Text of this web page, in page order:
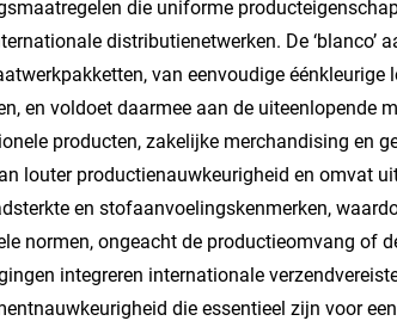
die uniforme
distributienetwerken. De ‘blanco’
van eenvoudige
en voldoet daarmee aan de uiteenlopende
producten, zakelijke merchandising en
louter productienauwkeurigheid en omvat
en stofaanvoelingskenmerken,
normen, ongeacht de productieomvang of
integreren internationale
die essentieel zijn voor